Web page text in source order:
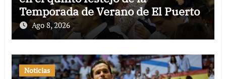
Temporada de Verano de El Puerto
Ago 8, 2026
Noticias